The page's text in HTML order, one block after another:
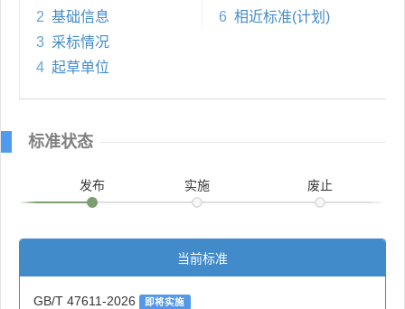
2 基础信息
3 采标情况
4 起草单位
6 相近标准(计划)
标准状态
发布 实施 废止
当前标准
GB/T 47611-2026 即将实施